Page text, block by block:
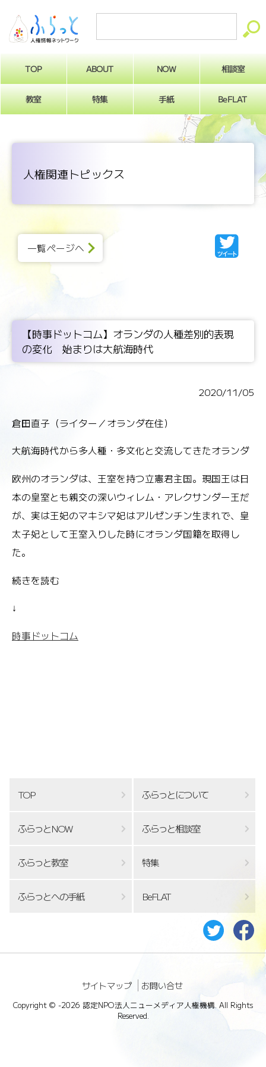
TOP ABOUT NOW 相談室
教室 特集 手紙 BeFLAT
人権関連トピックス
一覧ページへ
【時事ドットコム】オランダの人種差別的表現
の変化 始まりは大航海時代
2020/11/05
倉田直子（ライター／オランダ在住）
大航海時代から多人種・多文化と交流してきたオランダ
欧州のオランダは、王室を持つ立憲君主国。現国王は日
本の皇室とも親交の深いウィレム・アレクサンダー王だ
が、実は王妃のマキシマ妃はアルゼンチン生まれで、皇
太子妃として王室入りした時にオランダ国籍を取得し
た。
続きを読む
↓
時事ドットコム
TOP ふらっとについて
ふらっとNOW ふらっと相談室
ふらっと教室 特集
ふらっとへの手紙 BeFLAT
サイトマップ お問い合せ
Copyright © -2026 認定NPO法人ニューメディア人権機構. All Rights
Reserved.